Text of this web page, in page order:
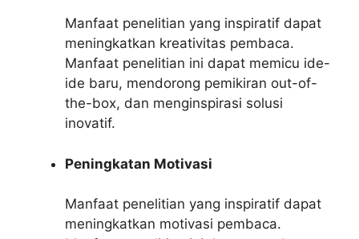
Manfaat penelitian yang inspiratif dapat
meningkatkan kreativitas pembaca.
Manfaat penelitian ini dapat memicu ide-
ide baru, mendorong pemikiran out-of-
the-box, dan menginspirasi solusi
inovatif.
Peningkatan Motivasi
Manfaat penelitian yang inspiratif dapat
meningkatkan motivasi pembaca.